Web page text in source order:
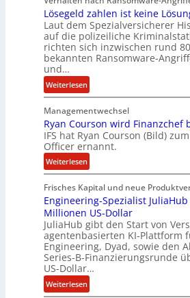
i
t
e
n
z
s
a
m
e
n
Lösegeld zahlen ist keine
Laut dem Spezialversicherer
auf die polizeiliche
richten sich inzwischen rund
bekannten Ransomware-
und…
Weiterlesen:
L
ö
s
e
g
e
l
d
z
a
h
l
e
i
s
Managementwechsel
Ryan Courson wird Finanzchef
IFS hat Ryan Courson (Bild)
Officer ernannt.
Weiterlesen:
R
y
a
n
C
o
u
s
o
Frisches Kapital und neue
Engineering-Spezialist
Millionen US-Dollar
JuliaHub gibt den Start von
agentenbasierten KI-Plattform
Engineering, Dyad, sowie den
Series-B-Finanzierungsrunde
US-Dollar…
Weiterlesen: